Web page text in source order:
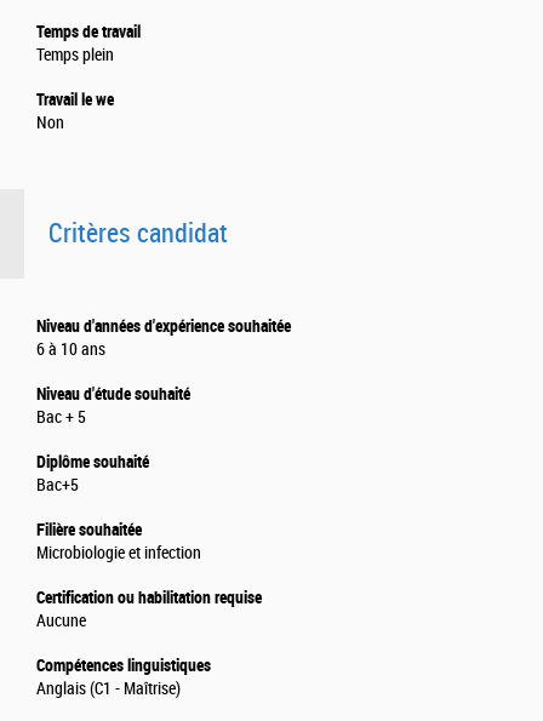
Temps de travail
Temps plein
Travail le we
Non
Critères candidat
Niveau d'années d'expérience souhaitée
6 à 10 ans
Niveau d'étude souhaité
Bac + 5
Diplôme souhaité
Bac+5
Filière souhaitée
Microbiologie et infection
Certification ou habilitation requise
Aucune
Compétences linguistiques
Anglais (C1 - Maîtrise)